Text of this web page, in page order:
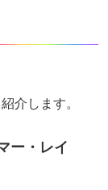
介します。
ー・レイ